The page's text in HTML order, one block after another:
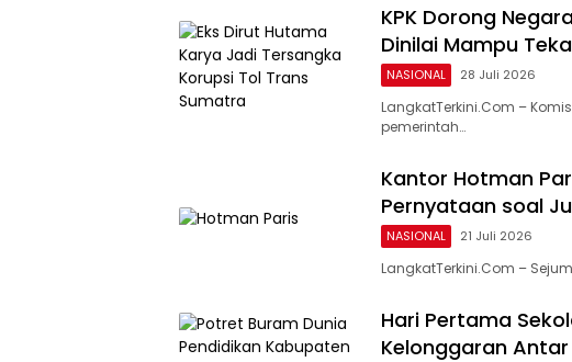
KPK Dorong
Dinilai Mampu
NASIONAL 28 Juli 2026
LangkatTerkini.Com –
pemerintah…
Kantor Hotman
Pernyataan soal
NASIONAL 21 Juli 2026
LangkatTerkini.Com –
Hari Pertama
Kelonggaran